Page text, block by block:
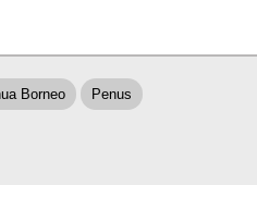
Borneo Penus